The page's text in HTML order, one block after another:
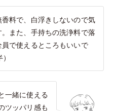
料で、白浮きしないので気
また、手持ちの洗浄料で落
で使えるところもいいで
一緒に使える
ツッパリ感も